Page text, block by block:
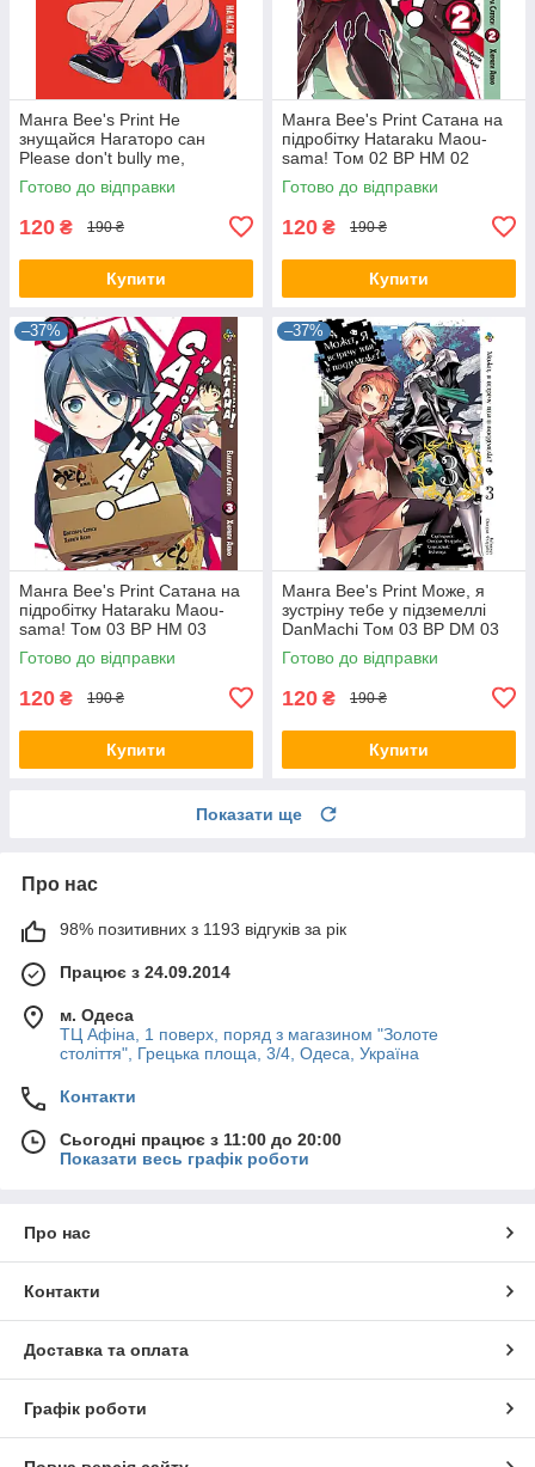
Манга Bee's Print Не
знущайся Нагаторо сан
Please don't bully me,
Nagatoro Том 04 BP PDB 04
Готово до відправки
120 ₴ 190 ₴
Купити
Манга Bee's Print Сатана на
підробітку Hataraku Maou-
sama! Том 02 ВР HM 02
Готово до відправки
120 ₴ 190 ₴
Купити
–37%
Манга Bee's Print Сатана на
підробітку Hataraku Maou-
sama! Том 03 ВР HM 03
Готово до відправки
120 ₴ 190 ₴
Купити
–37%
Манга Bee's Print Може, я
зустріну тебе у підземеллі
DanMachi Том 03 BP DM 03
Готово до відправки
120 ₴ 190 ₴
Купити
Показати ще
Про нас
98% позитивних з 1193 відгуків за рік
Працює з 24.09.2014
м. Одеса
ТЦ Афіна, 1 поверх, поряд з магазином "Золоте
століття", Грецька площа, 3/4, Одеса, Україна
Контакти
Сьогодні працює з 11:00 до 20:00
Показати весь графік роботи
Про нас
Контакти
Доставка та оплата
Графік роботи